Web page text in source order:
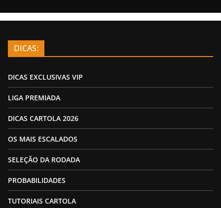
DICAS:
DICAS EXCLUSIVAS VIP
LIGA PREMIADA
DICAS CARTOLA 2026
OS MAIS ESCALADOS
SELEÇÃO DA RODADA
PROBABILIDADES
TUTORIAIS CARTOLA